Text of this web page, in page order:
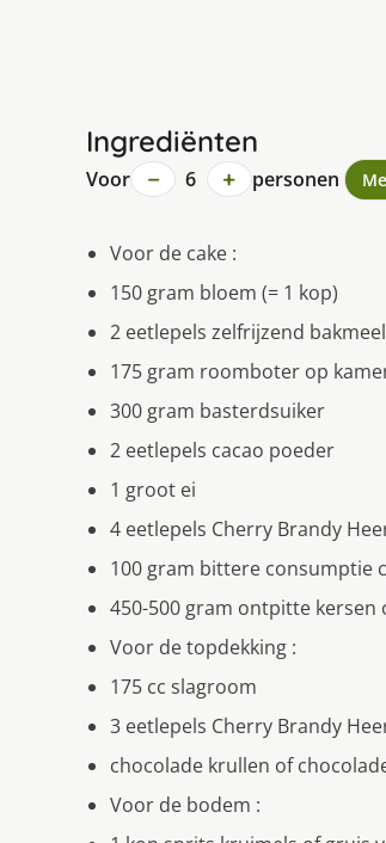
Ingrediënten
Voor − 6 + personen
Voor de cake :
150 gram bloem (= 1 kop)
2 eetlepels zelfrijzend bakmeel
175 gram roomboter op
300 gram basterdsuiker
2 eetlepels cacao poeder
1 groot ei
4 eetlepels Cherry Brandy
100 gram bittere consumptie
450-500 gram ontpitte kersen
Voor de topdekking :
175 cc slagroom
3 eetlepels Cherry Brandy
chocolade krullen of
Voor de bodem :